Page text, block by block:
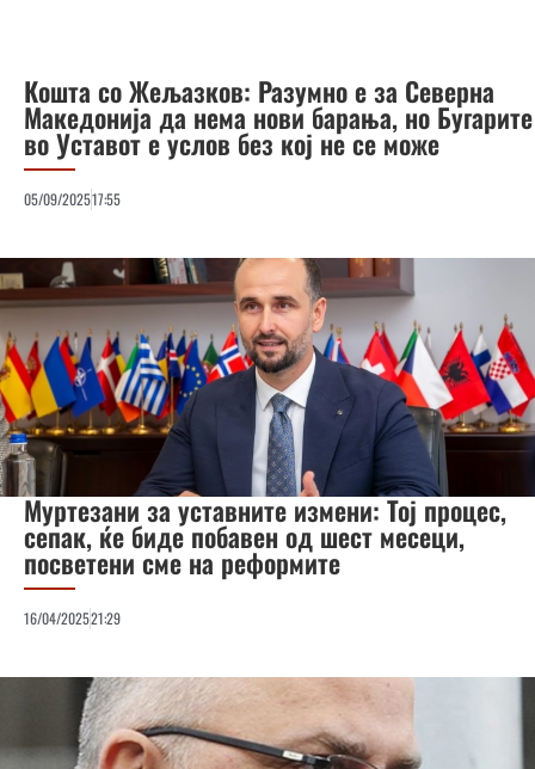
Кошта со Жељазков: Разумно е за Северна
Македонија да нема нови барања, но Бугарите
во Уставот е услов без кој не се може
05/09/202517:55
Муртезани за уставните измени: Тој процес,
сепак, ќе биде побавен од шест месеци,
посветени сме на реформите
16/04/202521:29